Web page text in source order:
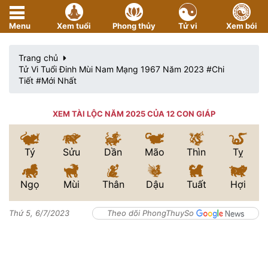
Menu Xem tuổi Phong thủy Tử vi Xem bói
Trang chủ
Tử Vi Tuổi Đinh Mùi Nam Mạng 1967 Năm 2023 #Chi
Tiết #Mới Nhất
XEM TÀI LỘC NĂM 2025 CỦA 12 CON GIÁP
Tý Sửu Dần Mão Thìn Tỵ
Ngọ Mùi Thân Dậu Tuất Hợi
Thứ 5, 6/7/2023 Theo dõi PhongThuySo